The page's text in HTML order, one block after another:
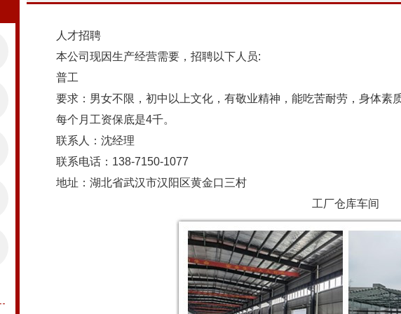
人才招聘
本公司现因生产经营需要，招聘以下人员:
普工
要求：男女不限，初中以上文化，有敬业精神，能吃苦耐劳，身体素
每个月工资保底是4千。
联系人：沈经理
联系电话：138-7150-1077
地址：湖北省武汉市汉阳区黄金口三村
工厂仓库车间